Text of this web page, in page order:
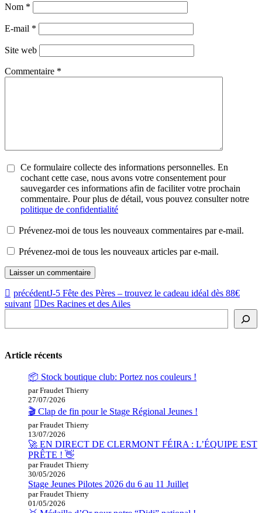
Nom *
E-mail *
Site web
Commentaire *
Ce formulaire collecte des informations personnelles. En
cochant cette case, nous avons votre consentement pour
sauvegarder ces informations afin de faciliter votre prochain
commentaire. Pour plus de détail, vous pouvez consulter notre
politique de confidentialité
Prévenez-moi de tous les nouveaux commentaires par e-mail.
Prévenez-moi de tous les nouveaux articles par e-mail.
précédentJ-5 Fête des Pères – trouvez le cadeau idéal dès 88€
suivant
Des Racines et des Ailes
Article récents
📦 Stock boutique club: Portez nos couleurs !
par Fraudet Thierry
27/07/2026
🎬 Clap de fin pour le Stage Régional Jeunes !
par Fraudet Thierry
13/07/2026
🚀 EN DIRECT DE CLERMONT FÉIRA : L’ÉQUIPE EST
PRÊTE ! 👋
par Fraudet Thierry
30/05/2026
Stage Jeunes Pilotes 2026 du 6 au 11 Juillet
par Fraudet Thierry
01/05/2026